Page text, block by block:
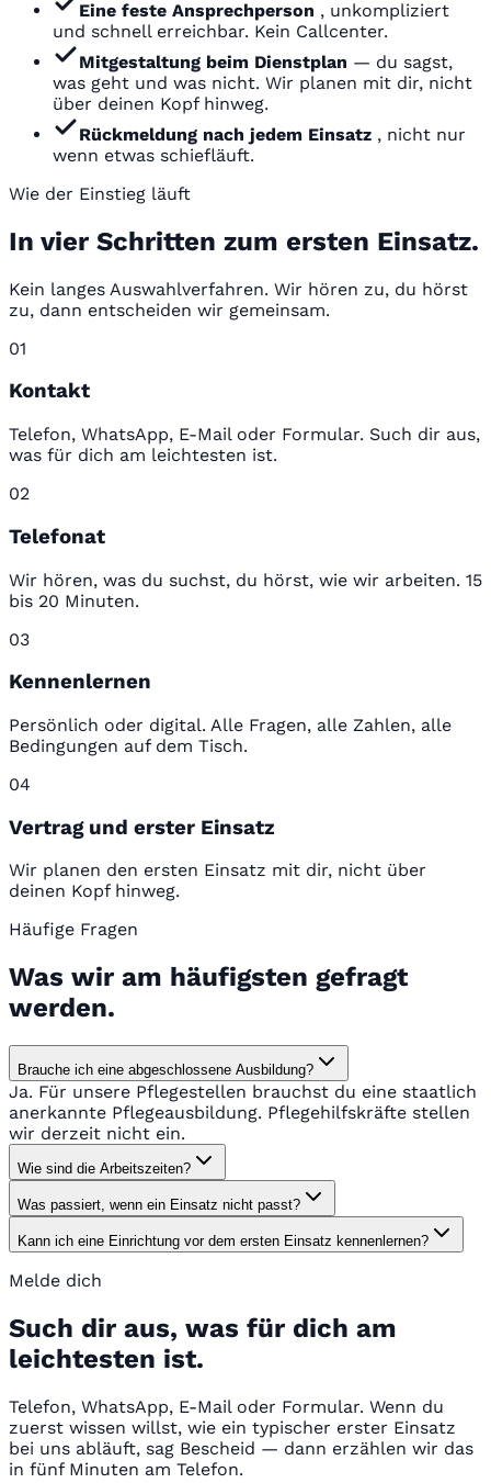
Eine feste Ansprechperson , unkompliziert
und schnell erreichbar. Kein Callcenter.
Mitgestaltung beim Dienstplan — du sagst,
was geht und was nicht. Wir planen mit dir, nicht
über deinen Kopf hinweg.
Rückmeldung nach jedem Einsatz , nicht nur
wenn etwas schiefläuft.
Wie der Einstieg läuft
In vier Schritten zum ersten Einsatz.
Kein langes Auswahlverfahren. Wir hören zu, du hörst
zu, dann entscheiden wir gemeinsam.
01
Kontakt
Telefon, WhatsApp, E-Mail oder Formular. Such dir aus,
was für dich am leichtesten ist.
02
Telefonat
Wir hören, was du suchst, du hörst, wie wir arbeiten. 15
bis 20 Minuten.
03
Kennenlernen
Persönlich oder digital. Alle Fragen, alle Zahlen, alle
Bedingungen auf dem Tisch.
04
Vertrag und erster Einsatz
Wir planen den ersten Einsatz mit dir, nicht über
deinen Kopf hinweg.
Häufige Fragen
Was wir am häufigsten gefragt
werden.
Brauche ich eine abgeschlossene Ausbildung?
Ja. Für unsere Pflegestellen brauchst du eine staatlich
anerkannte Pflegeausbildung. Pflegehilfskräfte stellen
wir derzeit nicht ein.
Wie sind die Arbeitszeiten?
Was passiert, wenn ein Einsatz nicht passt?
Kann ich eine Einrichtung vor dem ersten Einsatz kennenlernen?
Melde dich
Such dir aus, was für dich am
leichtesten ist.
Telefon, WhatsApp, E-Mail oder Formular. Wenn du
zuerst wissen willst, wie ein typischer erster Einsatz
bei uns abläuft, sag Bescheid — dann erzählen wir das
in fünf Minuten am Telefon.